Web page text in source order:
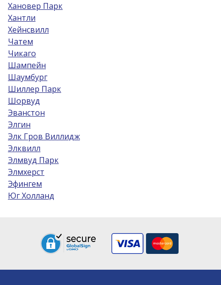
Хановер Парк
Хантли
Хейнсвилл
Чатем
Чикаго
Шампейн
Шаумбург
Шиллер Парк
Шорвуд
Эванстон
Элгин
Элк Гров Виллидж
Элквилл
Элмвуд Парк
Элмхерст
Эфингем
Юг Холланд